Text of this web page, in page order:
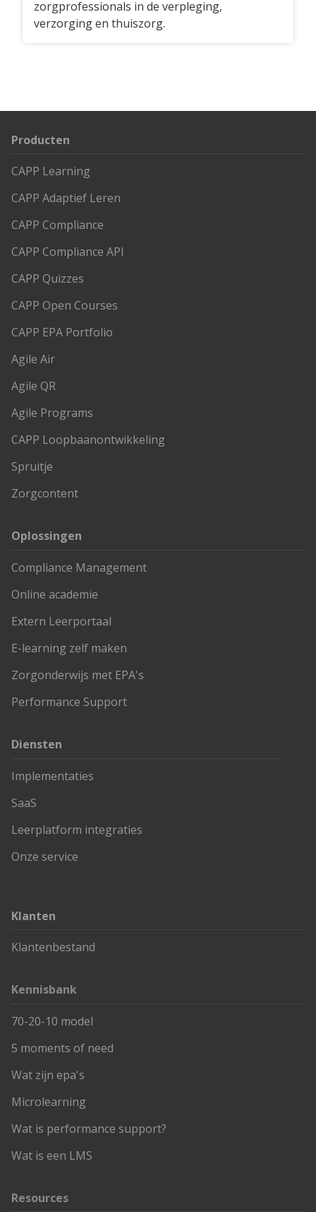
zorgprofessionals in de verpleging,
verzorging en thuiszorg.
Producten
CAPP Learning
CAPP Adaptief Leren
CAPP Compliance
CAPP Compliance API
CAPP Quizzes
CAPP Open Courses
CAPP EPA Portfolio
Agile Air
Agile QR
Agile Programs
CAPP Loopbaanontwikkeling
Spruitje
Zorgcontent
Oplossingen
Compliance Management
Online academie
Extern Leerportaal
E-learning zelf maken
Zorgonderwijs met EPA's
Performance Support
Diensten
Implementaties
SaaS
Leerplatform integraties
Onze service
Klanten
Klantenbestand
Kennisbank
70-20-10 model
5 moments of need
Wat zijn epa's
Microlearning
Wat is performance support?
Wat is een LMS
Resources